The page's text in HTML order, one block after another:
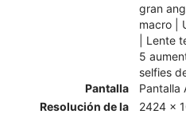
gran
macro |
| Lente
5
selfies
Pantalla
Pantalla
Resolución de la
2424 x